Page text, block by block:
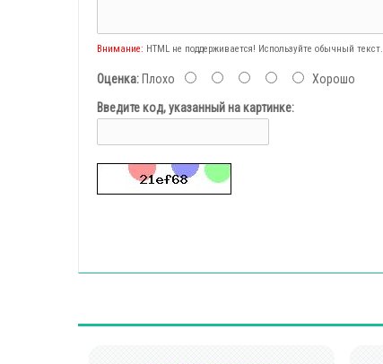
Внимание: HTML не поддерживается! Используйте обычный текст.
Оценка: Плохо
Хорошо
Введите код, указанный на картинке: